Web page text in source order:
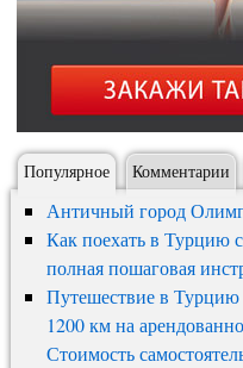
Популярное Комментарии
Античный город
Как поехать в Турцию
полная пошаговая
Путешествие в Турцию
1200 км на
Стоимость